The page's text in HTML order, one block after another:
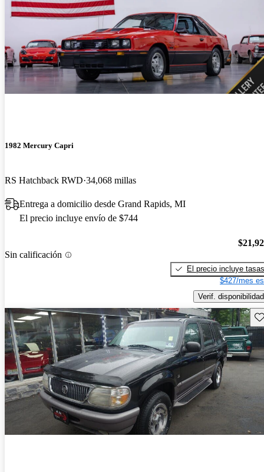
1982 Mercury Capri
RS Hatchback RWD 34,068 millas
Entrega a domicilio desde Grand Rapids, MI
El precio incluye envío de $744
Sin calificación
El precio incluye tasas
$427/mes
Verif. disponibilidad